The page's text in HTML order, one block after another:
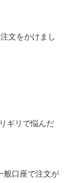
文をかけまし
ギリで悩んだ
般口座で注文が